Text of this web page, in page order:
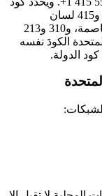
المنطقة الولاية أو المدينة: 212 و917 لنيويورك، و415 لسان
فرانسيسكو، و305 لميامي، و202 لواشنطن العاصمة، و310 و213
الكودَ نفسه